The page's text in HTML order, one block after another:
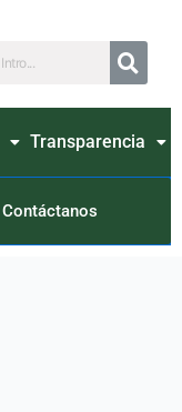
Transparencia
Contáctanos